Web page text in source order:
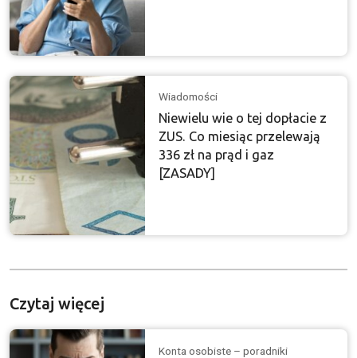
Wiadomości
Niewielu wie o tej dopłacie z
ZUS. Co miesiąc przelewają
336 zł na prąd i gaz
[ZASADY]
Czytaj więcej
Konta osobiste – poradniki